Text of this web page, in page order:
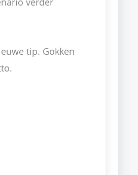
tip. Gokken